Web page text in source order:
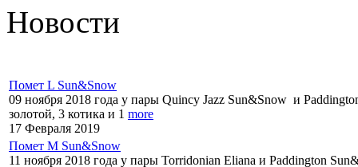
Новости
Помет L Sun&Snow
09 ноября 2018 года у пары Quincy Jazz Sun&Snow и
золотой, 3 котика и 1 more
17 Февраля 2019
Помет M Sun&Snow
11 ноября 2018 года у пары Torridonian Eliana и Paddington